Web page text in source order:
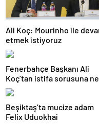
Ali Koç: Mourinho ile
etmek istiyoruz
Fenerbahçe Başkanı Ali
Koç’tan istifa sorusuna
yanıt! Mourinho’ya gelen
teklifi açıkladı
Beşiktaş’ta mucize adam
Felix Uduokhai